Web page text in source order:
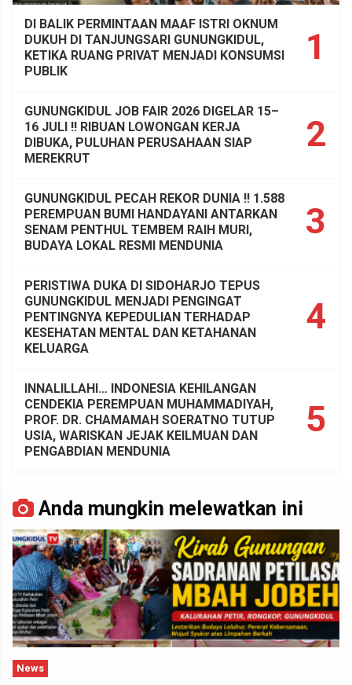
1
DI BALIK PERMINTAAN MAAF ISTRI OKNUM
DUKUH DI TANJUNGSARI GUNUNGKIDUL,
KETIKA RUANG PRIVAT MENJADI KONSUMSI
PUBLIK
2
GUNUNGKIDUL JOB FAIR 2026 DIGELAR 15–
16 JULI !! RIBUAN LOWONGAN KERJA
DIBUKA, PULUHAN PERUSAHAAN SIAP
MEREKRUT
3
GUNUNGKIDUL PECAH REKOR DUNIA !! 1.588
PEREMPUAN BUMI HANDAYANI ANTARKAN
SENAM PENTHUL TEMBEM RAIH MURI,
BUDAYA LOKAL RESMI MENDUNIA
4
PERISTIWA DUKA DI SIDOHARJO TEPUS
GUNUNGKIDUL MENJADI PENGINGAT
PENTINGNYA KEPEDULIAN TERHADAP
KESEHATAN MENTAL DAN KETAHANAN
KELUARGA
5
INNALILLAHI… INDONESIA KEHILANGAN
CENDEKIA PEREMPUAN MUHAMMADIYAH,
PROF. DR. CHAMAMAH SOERATNO TUTUP
USIA, WARISKAN JEJAK KEILMUAN DAN
PENGABDIAN MENDUNIA
Anda mungkin melewatkan ini
News